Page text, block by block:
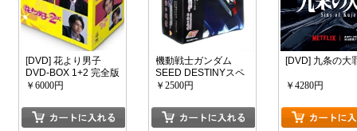
[DVD] 花より男子
DVD-BOX 1+2 完全版
￥6000円
機動戦士ガンダム
SEED DESTINYスペ
シャルエディション
￥2500円
[DVD] 九条の大
￥4280円